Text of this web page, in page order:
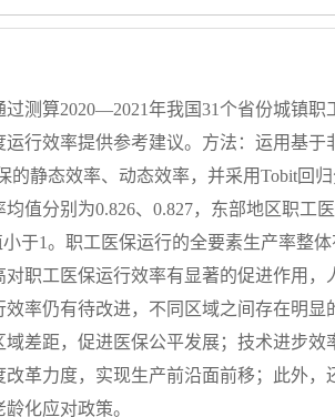
测算2020—2021年我国31个省份城镇职
行效率提供参考建议。方法：运用基于
的静态效率、动态效率，并采用Tobit回
值分别为0.826、0.827，东部地区职工
于1。职工医保运行的全要素生产率整
职工医保运行效率有显著的促进作用，
率仍有待改进，不同区域之间存在明显
差距，促进医保公平发展；技术进步效
革力度，实现生产前沿面前移；此外，
化应对政策。